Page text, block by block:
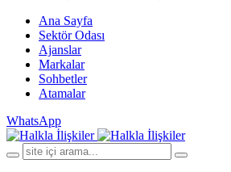
Ana Sayfa
Sektör Odası
Ajanslar
Markalar
Sohbetler
Atamalar
WhatsApp